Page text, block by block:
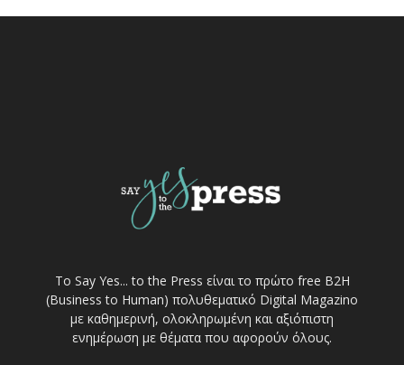
Το Say Yes... to the Press είναι το πρώτο free Β2Η
(Business to Human) πολυθεματικό Digital Magazino
με καθημερινή, ολοκληρωμένη και αξιόπιστη
ενημέρωση με θέματα που αφορούν όλους.